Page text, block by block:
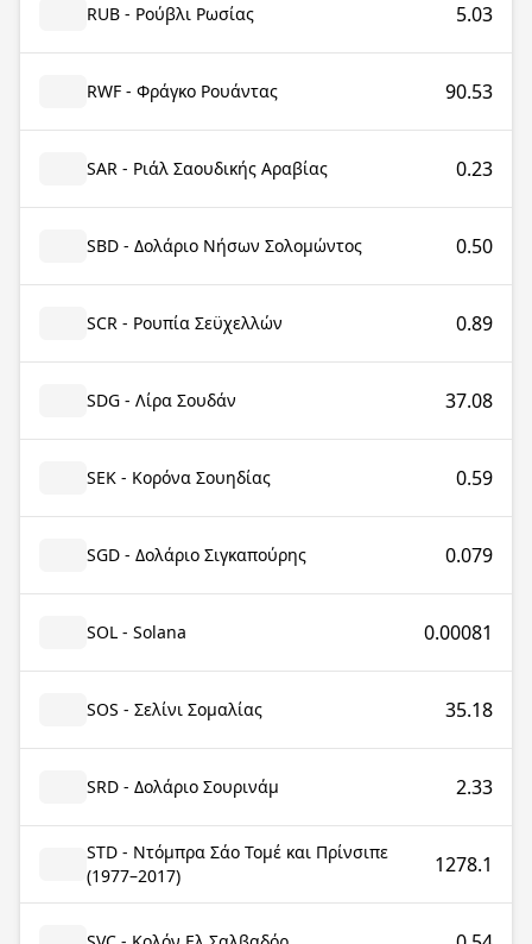
RUB - Ρούβλι Ρωσίας 5.03
RWF - Φράγκο Ρουάντας 90.53
SAR - Ριάλ Σαουδικής Αραβίας 0.23
SBD - Δολάριο Νήσων Σολομώντος 0.50
SCR - Ρουπία Σεϋχελλών 0.89
SDG - Λίρα Σουδάν 37.08
SEK - Κορόνα Σουηδίας 0.59
SGD - Δολάριο Σιγκαπούρης 0.079
SOL - Solana 0.00081
SOS - Σελίνι Σομαλίας 35.18
SRD - Δολάριο Σουρινάμ 2.33
STD - Ντόμπρα Σάο Τομέ και Πρίνσιπε
(1977–2017)
1278.1